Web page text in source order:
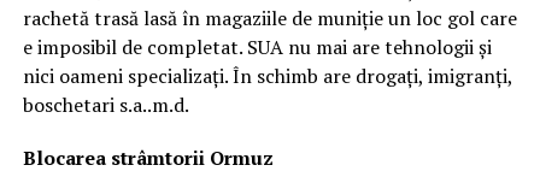
rachetă trasă lasă în magaziile de muniție un loc gol care
e imposibil de completat. SUA nu mai are tehnologii și
nici oameni specializați. În schimb are drogați, imigranți,
boschetari s.a..m.d.
Blocarea strâmtorii Ormuz